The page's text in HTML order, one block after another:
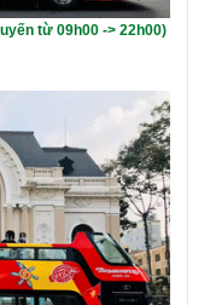
từ 09h00 -> 22h00)